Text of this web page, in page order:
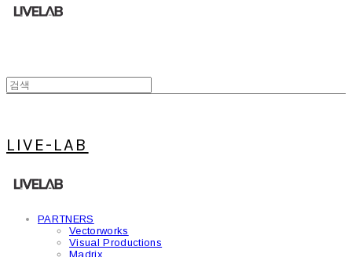
LIVE-LAB
PARTNERS
Vectorworks
Visual Productions
Madrix